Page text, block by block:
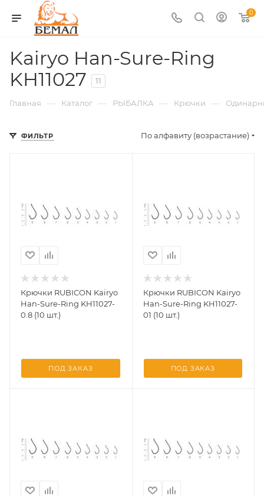
0
Kairyo Han-Sure-Ring
KH11027
11
Главная — Каталог — РЫБАЛКА — Крючки —
ФИЛЬТР По алфавиту (возрастание)
Крючки RUBICON Kairyo
Han-Sure-Ring KH11027-
0.8 (10 шт.)
ПОД ЗАКАЗ
Крючки RUBICON Kairyo
Han-Sure-Ring KH11027-
01 (10 шт.)
ПОД ЗАКАЗ